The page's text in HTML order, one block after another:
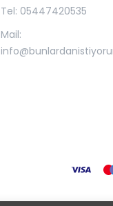
Tel: 05447420535
Mail: